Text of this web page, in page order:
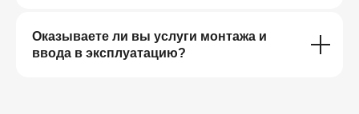
Оказываете ли вы услуги монтажа и
ввода в эксплуатацию?